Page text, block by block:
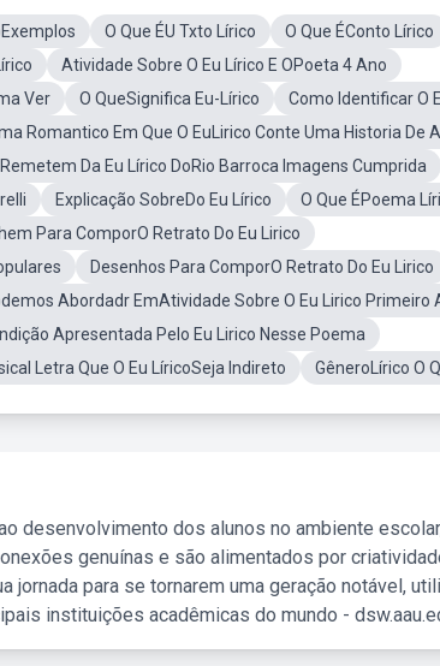
O Que ÉU Txto Lírico
O Que ÉConto Lírico
Atividade Sobre O Eu Lírico E OPoeta 4 Ano
Ver
O QueSignifica Eu-Lírico
Como Identificar O
Romantico Em Que O EuLirico Conte Uma Historia De
Da Eu Lírico DoRio Barroca Imagens Cumprida
Explicação SobreDo Eu Lírico
O Que ÉPoema
Para ComporO Retrato Do Eu Lirico
Desenhos Para ComporO Retrato Do Eu Lirico
Abordadr EmAtividade Sobre O Eu Lirico Primeiro
Apresentada Pelo Eu Lirico Nesse Poema
Letra Que O Eu LíricoSeja Indireto GêneroLírico O
desenvolvimento dos alunos no ambiente
genuínas e são alimentados por
para se tornarem uma geração notável,
instituições acadêmicas do mundo -